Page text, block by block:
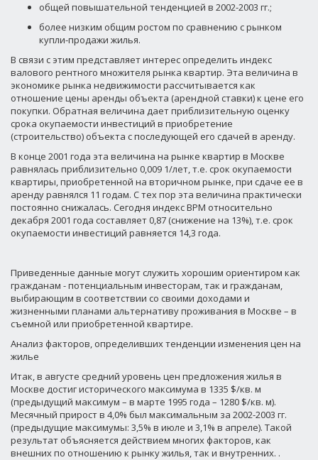
общей повышательной тенденцией в 2002-2003 гг.;
более низким общим ростом по сравнению с рынком
купли-продажи жилья.
В связи с этим представляет интерес определить индекс
валового рентного множителя рынка квартир. Эта величина в
экономике рынка недвижимости рассчитывается как
отношение цены аренды объекта (арендной ставки) к цене его
покупки. Обратная величина дает приблизительную оценку
срока окупаемости инвестиций в приобретение
(строительство) объекта с последующей его сдачей в аренду.
В конце 2001 года эта величина на рынке квартир в Москве
равнялась приблизительно 0,009 1/лет, т.е. срок окупаемости
квартиры, приобретенной на вторичном рынке, при сдаче ее в
аренду равнялся 11 годам. С тех пор эта величина практически
постоянно снижалась. Сегодня индекс ВРМ относительно
декабря 2001 года составляет 0,87 (снижение на 13%), т.е. срок
окупаемости инвестиций равняется 14,3 года.
Приведенные данные могут служить хорошим ориентиром как
гражданам - потенциальным инвесторам, так и гражданам,
выбирающим в соответствии со своими доходами и
жизненными планами альтернативу проживания в Москве – в
съемной или приобретенной квартире.
Анализ факторов, определивших тенденции изменения цен на
жилье
Итак, в августе средний уровень цен предложения жилья в
Москве достиг исторического максимума в 1335 $/кв. м
(предыдущий максимум – в марте 1995 года – 1280 $/кв. м).
Месячный прирост в 4,0% был максимальным за 2002-2003 гг.
(предыдущие максимумы: 3,5% в июле и 3,1% в апреле). Такой
результат объясняется действием многих факторов, как
внешних по отношению к рынку жилья, так и внутренних. .